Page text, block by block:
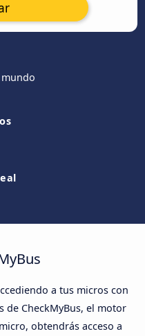
a tus micros con
de CheckMyBus, el motor
obtendrás acceso a